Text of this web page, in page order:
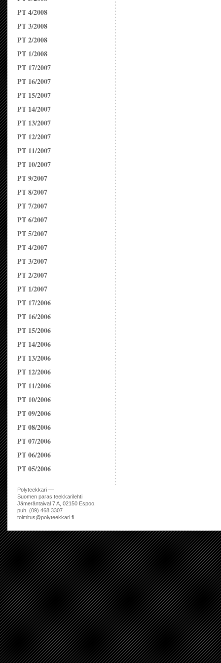
PT 4/2008
PT 3/2008
PT 2/2008
PT 1/2008
PT 17/2007
PT 16/2007
PT 15/2007
PT 14/2007
PT 13/2007
PT 12/2007
PT 11/2007
PT 10/2007
PT 9/2007
PT 8/2007
PT 7/2007
PT 6/2007
PT 5/2007
PT 4/2007
PT 3/2007
PT 2/2007
PT 1/2007
PT 17/2006
PT 16/2006
PT 15/2006
PT 14/2006
PT 13/2006
PT 12/2006
PT 11/2006
PT 10/2006
PT 09/2006
PT 08/2006
PT 07/2006
PT 06/2006
PT 05/2006
Polyteekkari —
Suomen paras teekkarilehti
Jämeräntaival 7 A, 02150 Espoo,
puh. (09) 468 3307
toimitus@polyteekkari.fi